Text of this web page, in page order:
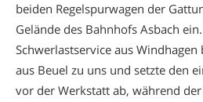
beiden Regelspurwagen der
Gelände des Bahnhofs Asbach
Schwerlastservice aus Windhagen
aus Beuel zu uns und setzte den
vor der Werkstatt ab, während